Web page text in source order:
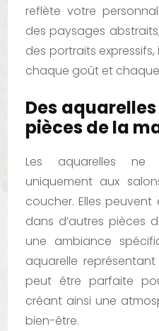
reflète votre
des paysages
des portraits
chaque goût et
Des
pièces de la
Les aquarelles ne
uniquement aux
coucher. Elles
dans d’autres pièces
une ambiance
aquarelle
peut être parfaite
créant ainsi une
bien-être.